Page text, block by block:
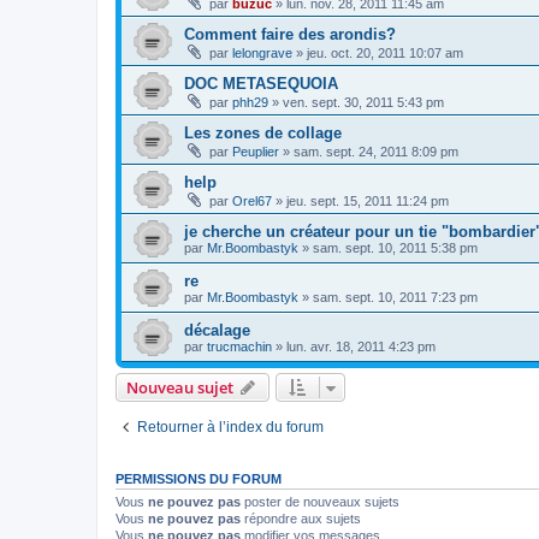
par buzuc » lun. nov. 28, 2011 11:45 am
Comment faire des arondis?
par lelongrave » jeu. oct. 20, 2011 10:07 am
DOC METASEQUOIA
par phh29 » ven. sept. 30, 2011 5:43 pm
Les zones de collage
par Peuplier » sam. sept. 24, 2011 8:09 pm
help
par Orel67 » jeu. sept. 15, 2011 11:24 pm
je cherche un créateur pour un tie
par Mr.Boombastyk » sam. sept. 10, 2011 5:38 pm
re
par Mr.Boombastyk » sam. sept. 10, 2011 7:23 pm
décalage
par trucmachin » lun. avr. 18, 2011 4:23 pm
Nouveau sujet
Retourner à l’index du forum
PERMISSIONS DU FORUM
Vous ne pouvez pas poster de nouveaux sujets
Vous ne pouvez pas répondre aux sujets
Vous ne pouvez pas modifier vos messages